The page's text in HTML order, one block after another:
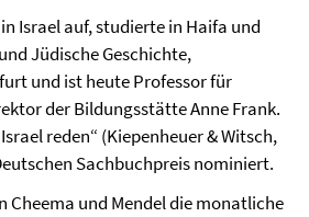
Israel auf, studierte in Haifa und
Jüdische Geschichte,
und ist heute Professor für
der Bildungsstätte Anne Frank.
reden“ (Kiepenheuer & Witsch,
Sachbuchpreis nominiert.
Cheema und Mendel die monatliche